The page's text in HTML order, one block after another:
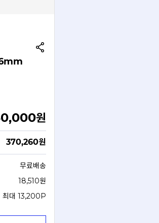
원
370,260원
무료배송
18,510원
최대 13,200P